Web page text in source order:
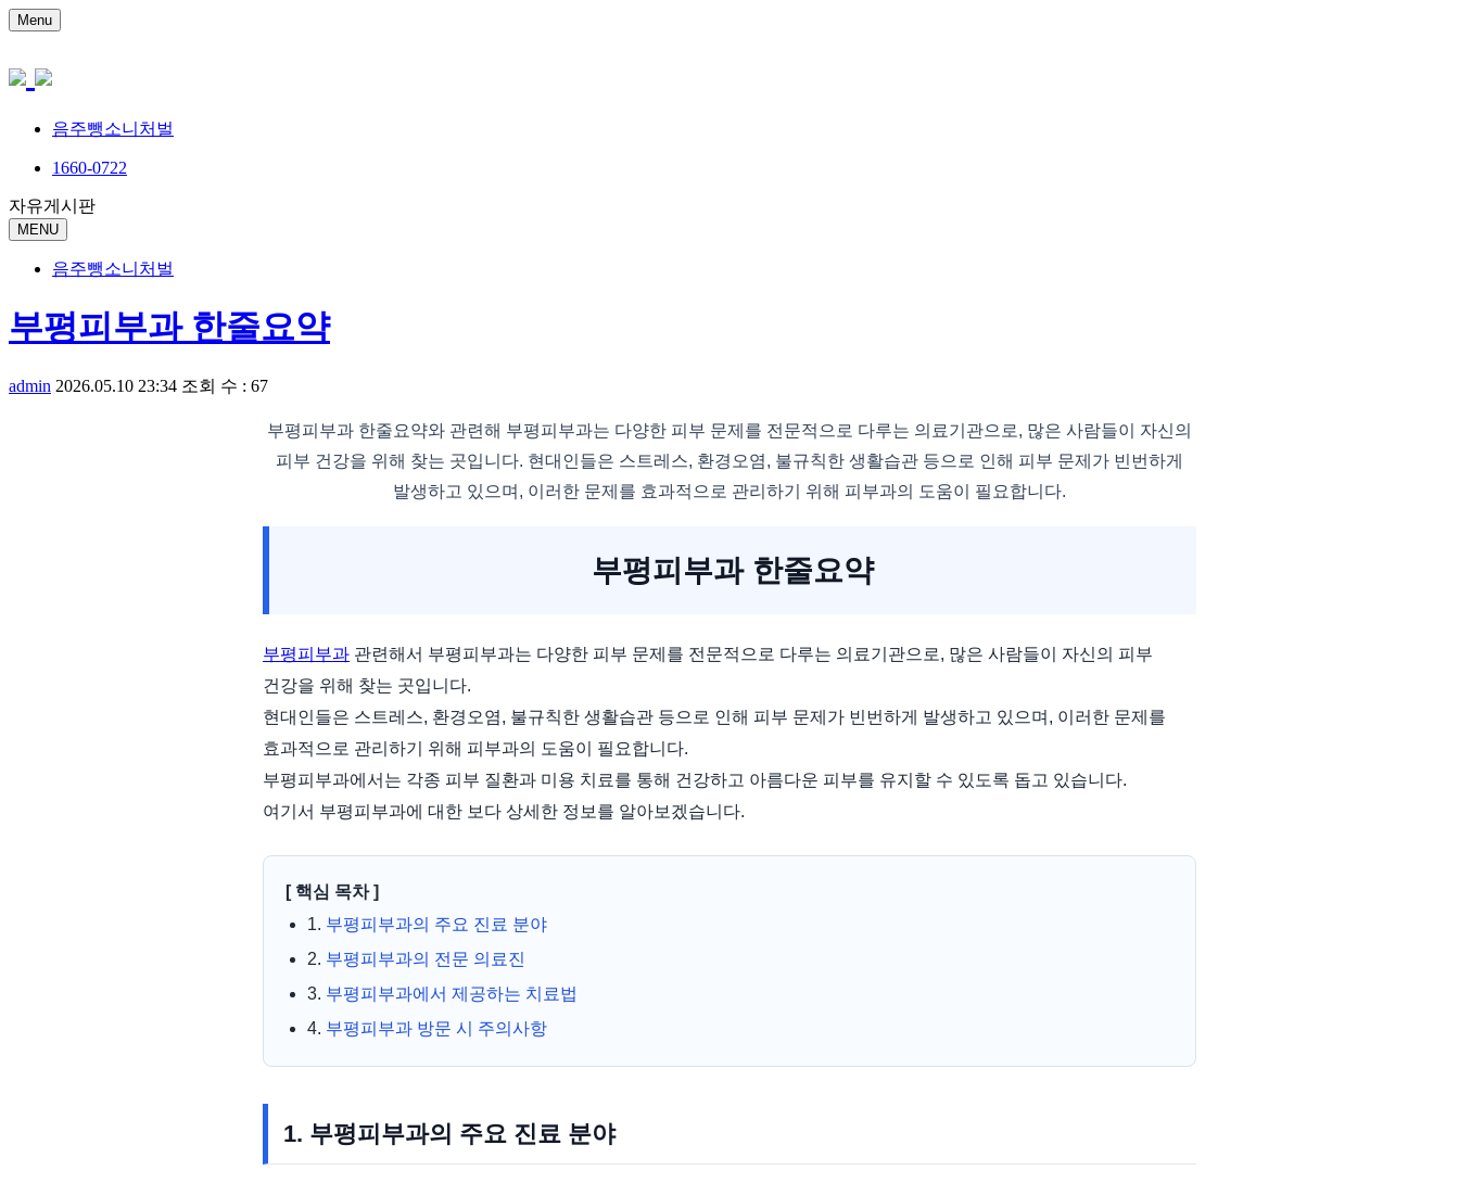
Menu
음주뺑소니처벌
1660-0722
자유게시판
MENU
음주뺑소니처벌
부평피부과 한줄요약
admin 2026.05.10 23:34 조회 수 : 67
부평피부과 한줄요약와 관련해 부평피부과는 다양한 피부 문제를 전문적으로 다루는 의료기관으로, 많은 사람들이 자신의
피부 건강을 위해 찾는 곳입니다. 현대인들은 스트레스, 환경오염, 불규칙한 생활습관 등으로 인해 피부 문제가 빈번하게
발생하고 있으며, 이러한 문제를 효과적으로 관리하기 위해 피부과의 도움이 필요합니다.
부평피부과 한줄요약
부평피부과 관련해서 부평피부과는 다양한 피부 문제를 전문적으로 다루는 의료기관으로, 많은 사람들이 자신의 피부
건강을 위해 찾는 곳입니다.
현대인들은 스트레스, 환경오염, 불규칙한 생활습관 등으로 인해 피부 문제가 빈번하게 발생하고 있으며, 이러한 문제를
효과적으로 관리하기 위해 피부과의 도움이 필요합니다.
부평피부과에서는 각종 피부 질환과 미용 치료를 통해 건강하고 아름다운 피부를 유지할 수 있도록 돕고 있습니다.
여기서 부평피부과에 대한 보다 상세한 정보를 알아보겠습니다.
[ 핵심 목차 ]
1. 부평피부과의 주요 진료 분야
2. 부평피부과의 전문 의료진
3. 부평피부과에서 제공하는 치료법
4. 부평피부과 방문 시 주의사항
1. 부평피부과의 주요 진료 분야